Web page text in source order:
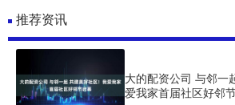
推荐资讯
大的配资公司 与邻一
爱我家首届社区好邻